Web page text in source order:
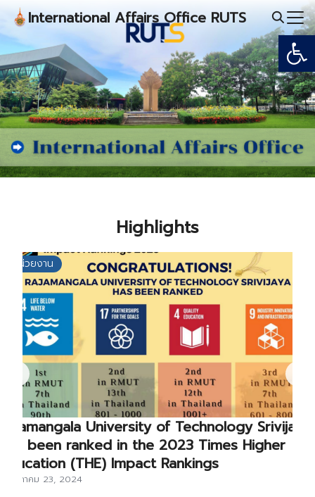
Skip
content
International Affairs Office RUTS
Search
for:
Highlights
หน่วยงาน
Rajamangala University of Technology Srivijaya
has been ranked in the 2023 Times Higher
Education (THE) Impact Rankings
พฤษภาคม 23, 2024